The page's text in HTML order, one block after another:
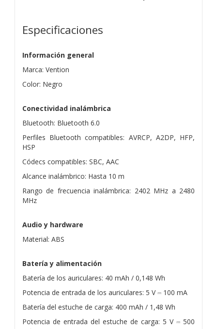
Especificaciones
Información general
Marca: Vention
Color: Negro
Conectividad inalámbrica
Bluetooth: Bluetooth 6.0
Perfiles Bluetooth compatibles: AVRCP, A2DP, HFP,
HSP
Códecs compatibles: SBC, AAC
Alcance inalámbrico: Hasta 10 m
Rango de frecuencia inalámbrica: 2402 MHz a 2480
MHz
Audio y hardware
Material: ABS
Batería y alimentación
Batería de los auriculares: 40 mAh / 0,148 Wh
Potencia de entrada de los auriculares: 5 V ⎓ 100 mA
Batería del estuche de carga: 400 mAh / 1,48 Wh
Potencia de entrada del estuche de carga: 5 V ⎓ 500